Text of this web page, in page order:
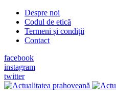
Despre noi
Codul de etică
Termeni și condiții
Contact
facebook
instagram
twitter